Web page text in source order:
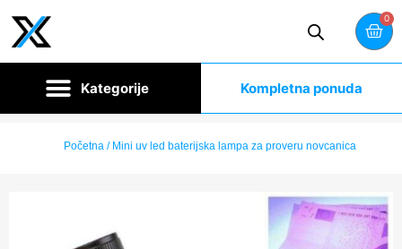
0
Kompletna ponuda
Početna / Mini uv led baterijska lampa za proveru novcanica